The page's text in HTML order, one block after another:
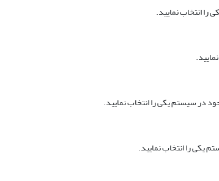
را انتخاب نمایید.
در سیستم یکی را انتخاب نمایید.
یکی را انتخاب نمایید.